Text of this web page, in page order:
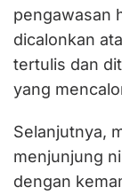
pengawasan
dicalonkan
tertulis dan
yang
Selanjutnya,
menjunjung
dengan